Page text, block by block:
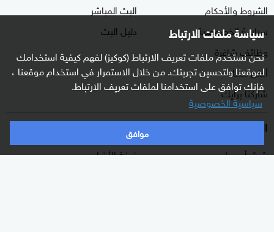
سياسة ملفات الارتباط
نحن نستخدم ملفات تعريف الارتباط (كوكيز) لفهم كيفية استخدامك
لموقعنا ولتحسين تجربتك. من خلال الاستمرار في استخدام موقعنا ،
فإنك توافق على استخدامنا لملفات تعريف الارتباط.
سياسية الخصوصية
موافق
الشروط والأحكام
سياسة الخصوصية
وظائف شاغرة
أعلن معنا
شاركنا برأيك
البث المباشر
دليل البث
الأقسام
شرق أوسط
برامجنا
غرفة الأخبار